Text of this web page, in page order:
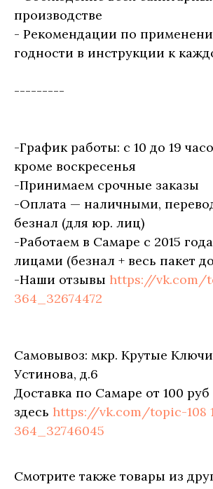
производстве
- Рекомендации по
годности в инструкции к
---------
-График работы: с 10 до 19
кроме воскресенья
-Принимаем срочные заказы
-Оплата — наличными,
безнал (для юр. лиц)
-Работаем в Самаре с 2015
лицами (безнал + весь пакет
-Наши отзывы https://vk.com/
364_32674472
Самовывоз: мкр. Крутые
Устинова, д.6
Доставка по Самаре от 100
здесь https://vk.com/topic-108
364_32746045
Смотрите также товары из